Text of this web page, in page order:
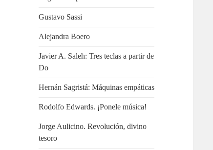
Gustavo Sassi
Alejandra Boero
Javier A. Saleh: Tres teclas a partir de
Do
Hernán Sagristá: Máquinas empáticas
Rodolfo Edwards. ¡Ponele música!
Jorge Aulicino. Revolución, divino
tesoro